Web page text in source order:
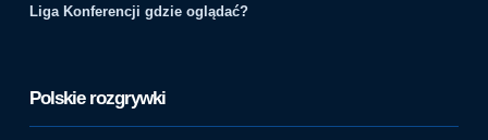
Liga Konferencji gdzie oglądać?
Polskie rozgrywki